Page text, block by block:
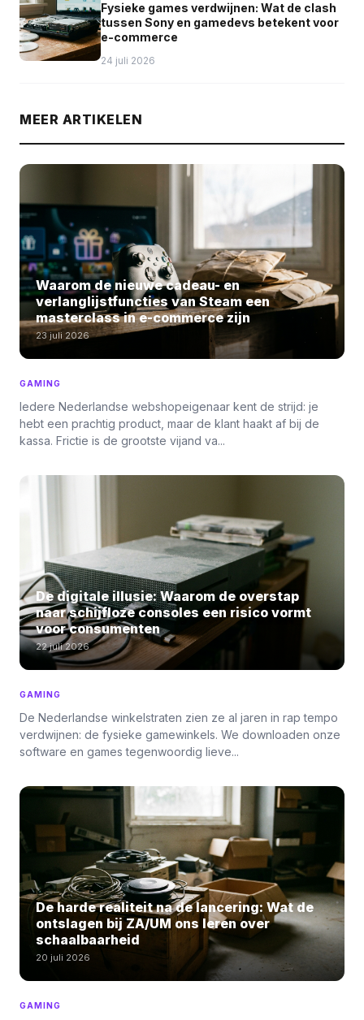
Fysieke games verdwijnen: Wat de clash
tussen Sony en gamedevs betekent voor
e-commerce
24 juli 2026
MEER ARTIKELEN
Waarom de nieuwe cadeau- en
verlanglijstfuncties van Steam een
masterclass in e-commerce zijn
23 juli 2026
GAMING
Iedere Nederlandse webshopeigenaar kent de strijd: je
hebt een prachtig product, maar de klant haakt af bij de
kassa. Frictie is de grootste vijand va...
De digitale illusie: Waarom de overstap
naar schijfloze consoles een risico vormt
voor consumenten
22 juli 2026
GAMING
De Nederlandse winkelstraten zien ze al jaren in rap tempo
verdwijnen: de fysieke gamewinkels. We downloaden onze
software en games tegenwoordig lieve...
De harde realiteit na de lancering: Wat de
ontslagen bij ZA/UM ons leren over
schaalbaarheid
20 juli 2026
GAMING